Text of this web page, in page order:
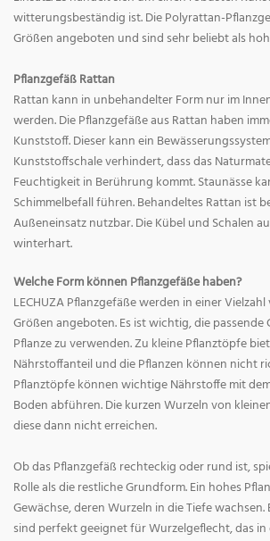
witterungsbeständig ist. Die Polyrattan-
Größen angeboten und sind sehr beliebt als
Pflanzgefäß Rattan
Rattan kann in unbehandelter Form nur im
werden. Die Pflanzgefäße aus Rattan haben
Kunststoff. Dieser kann ein
Kunststoffschale verhindert, dass das
Feuchtigkeit in Berührung kommt. Staunässe
Schimmelbefall führen. Behandeltes Rattan ist
Außeneinsatz nutzbar. Die Kübel und Schalen
winterhart.
Welche Form können Pflanzgefäße haben?
LECHUZA Pflanzgefäße werden in einer
Größen angeboten. Es ist wichtig, die
Pflanze zu verwenden. Zu kleine Pflanztöpfe
Nährstoffanteil und die Pflanzen können nicht
Pflanztöpfe können wichtige Nährstoffe mit
Boden abführen. Die kurzen Wurzeln von
diese dann nicht erreichen.
Ob das Pflanzgefäß rechteckig oder rund ist,
Rolle als die restliche Grundform. Ein hohes
Gewächse, deren Wurzeln in die Tiefe
sind perfekt geeignet für Wurzelgeflecht, das